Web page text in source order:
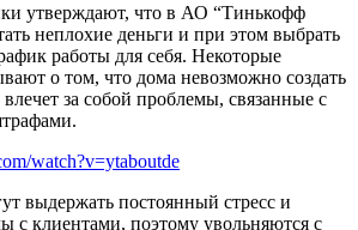
утверждают, что в АО “Тинькофф
неплохие деньги и при этом выбрать
работы для себя. Некоторые
о том, что дома невозможно создать
за собой проблемы, связанные с
watch?v=ytaboutde
выдержать постоянный стресс и
с клиентами, поэтому увольняются с